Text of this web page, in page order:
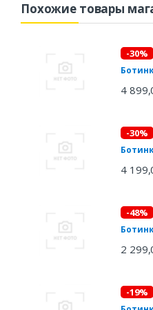
Похожие товары
-30%
4
-30%
4
-48%
2
-19%